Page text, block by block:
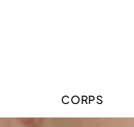
CORPS